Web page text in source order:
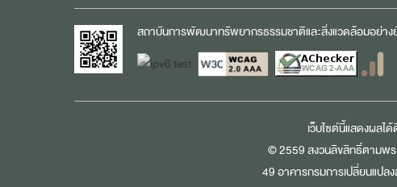
สถาบันการพัฒนาทรัพยากรธรรมชาติและสิ่งแวดล้อมอย่า
เว็บไซต์นี้แสดงผลได้
© 2559 สงวนลิขสิทธิ์ตามพ
49 อาคารกรมการเปลี่ยนแป